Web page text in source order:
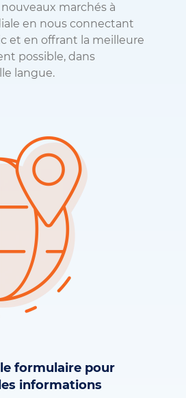
marchés à
en nous connectant
et en offrant la meilleure
possible, dans
langue.
formulaire pour
informations